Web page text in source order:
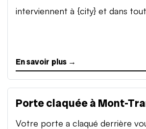
interviennent à {city} et dans
En savoir plus →
Porte claquée à Mont-
Votre porte a claqué derrière